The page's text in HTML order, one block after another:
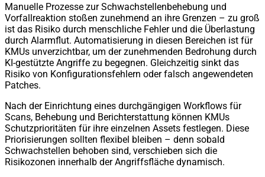
Manuelle Prozesse zur Schwachstellenbehebung und
Vorfallreaktion stoßen zunehmend an ihre Grenzen – zu groß
ist das Risiko durch menschliche Fehler und die Überlastung
durch Alarmflut. Automatisierung in diesen Bereichen ist für
KMUs unverzichtbar, um der zunehmenden Bedrohung durch
KI-gestützte Angriffe zu begegnen. Gleichzeitig sinkt das
Risiko von Konfigurationsfehlern oder falsch angewendeten
Patches.
Nach der Einrichtung eines durchgängigen Workflows für
Scans, Behebung und Berichterstattung können KMUs
Schutzprioritäten für ihre einzelnen Assets festlegen. Diese
Priorisierungen sollten flexibel bleiben – denn sobald
Schwachstellen behoben sind, verschieben sich die
Risikozonen innerhalb der Angriffsfläche dynamisch.